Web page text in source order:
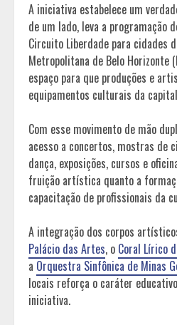
A iniciativa estabelece um
de um lado, leva a programação
Circuito Liberdade para cidades
Metropolitana de Belo Horizonte
espaço para que produções e
equipamentos culturais da
Com esse movimento de mão
acesso a concertos, mostras de
dança, exposições, cursos e
fruição artística quanto a
capacitação de profissionais da
A integração dos corpos
Palácio das Artes, o Coral Lírico
a Orquestra Sinfônica de Minas
locais reforça o caráter
iniciativa.